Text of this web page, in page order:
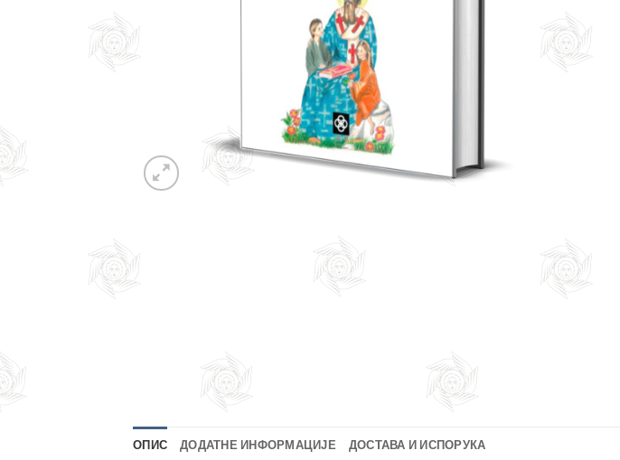
ОПИС ДОДАТНЕ ИНФОРМАЦИЈЕ ДОСТАВА И ИСПОРУКА